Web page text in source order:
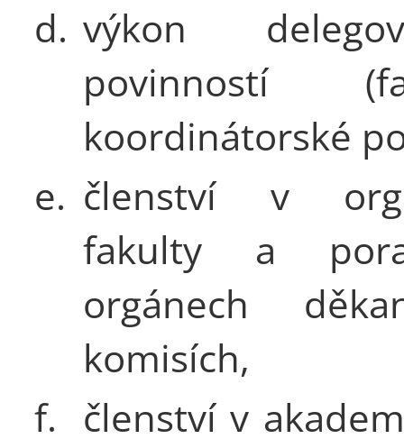
d. výkon
povinností
koordinátorské
e. členství v
fakulty a
orgánech
komisích,
f. členství v